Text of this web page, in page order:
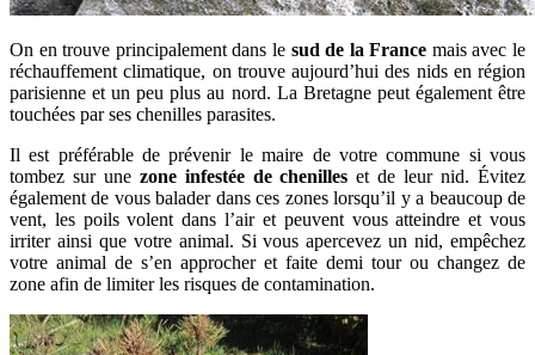
On en trouve principalement dans le sud de la France mais avec le
réchauffement climatique, on trouve aujourd’hui des nids en région
parisienne et un peu plus au nord. La Bretagne peut également être
touchées par ses chenilles parasites.
Il est préférable de prévenir le maire de votre commune si vous
tombez sur une zone infestée de chenilles et de leur nid. Évitez
également de vous balader dans ces zones lorsqu’il y a beaucoup de
vent, les poils volent dans l’air et peuvent vous atteindre et vous
irriter ainsi que votre animal. Si vous apercevez un nid, empêchez
votre animal de s’en approcher et faite demi tour ou changez de
zone afin de limiter les risques de contamination.